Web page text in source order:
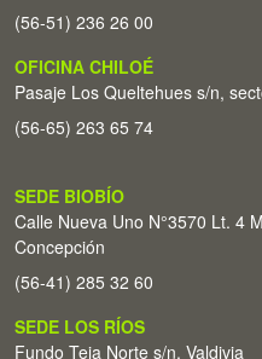
(56-51) 236 26 00
OFICINA CHILOÉ
Pasaje Los Queltehues s/n,
(56-65) 263 65 74
SEDE BIOBÍO
Calle Nueva Uno N°3570 Lt. 4
Concepción
(56-41) 285 32 60
SEDE LOS RÍOS
Fundo Teja Norte s/n. Valdivia